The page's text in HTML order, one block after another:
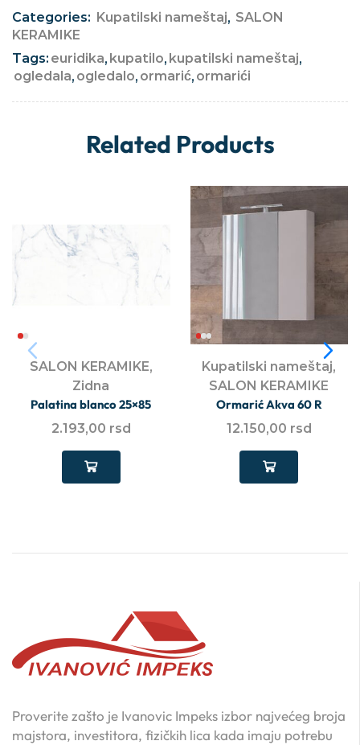
Categories: Kupatilski nameštaj, SALON
KERAMIKE
Tags: euridika, kupatilo, kupatilski nameštaj,
ogledala, ogledalo, ormarić, ormarići
Related Products
SALON KERAMIKE,
Zidna
Palatina blanco 25×85
2.193,00 rsd
Kupatilski nameštaj,
SALON KERAMIKE
Ormarić Akva 60 R
12.150,00 rsd
Proverite zašto je Ivanovic Impeks izbor najvećeg broja
majstora, investitora, fizičkih lica kada imaju potrebu